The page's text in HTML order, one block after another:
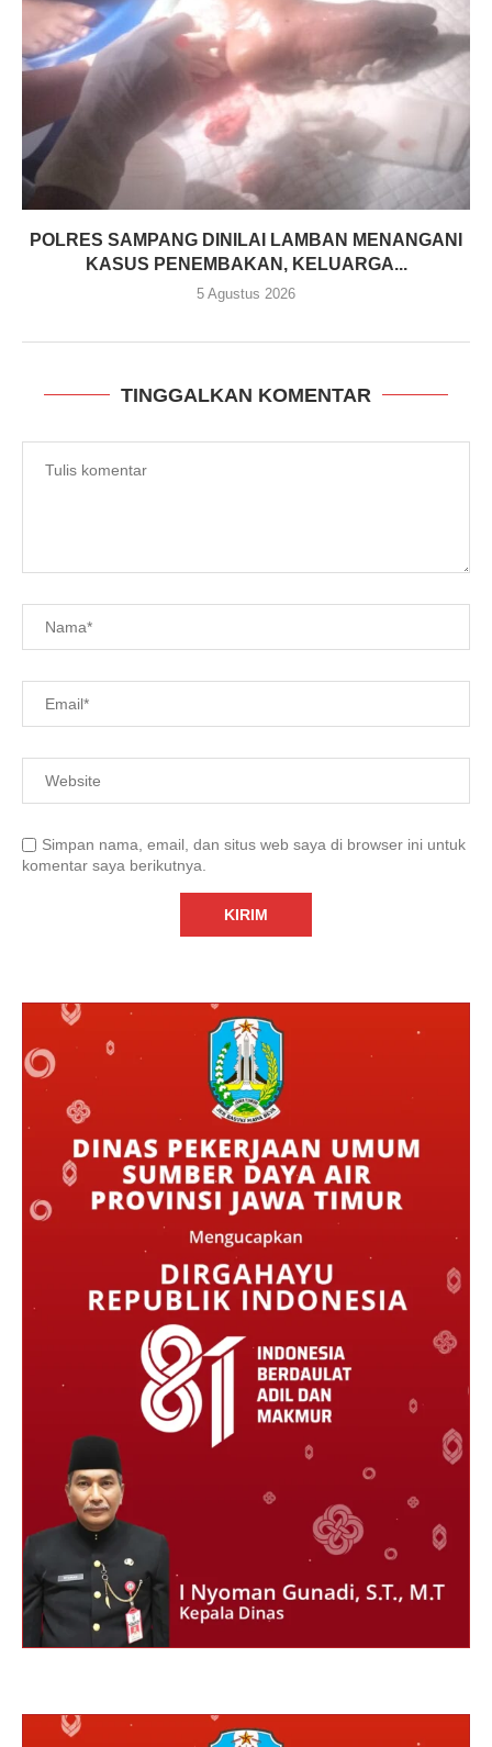
POLRES SAMPANG DINILAI LAMBAN MENANGANI
KASUS PENEMBAKAN, KELUARGA...
5 Agustus 2026
TINGGALKAN KOMENTAR
Simpan nama, email, dan situs web saya di browser ini untuk
komentar saya berikutnya.